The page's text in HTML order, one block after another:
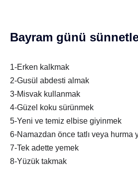
Bayram günü
1-Erken kalkmak
2-Gusül abdesti almak
3-Misvak kullanmak
4-Güzel koku sürünmek
5-Yeni ve temiz elbise giyinmek
6-Namazdan önce tatlı veya hurma
7-Tek adette yemek
8-Yüzük takmak